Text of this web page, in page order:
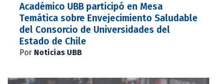
Académico UBB participó en Mesa
Temática sobre Envejecimiento Saludable
del Consorcio de Universidades del
Estado de Chile
Por Noticias UBB